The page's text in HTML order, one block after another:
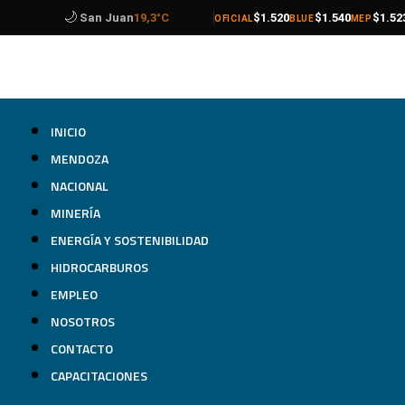
🌙 Catamarca18,3°C OFICIAL
compra
venta $1.520BLUE
compra
venta$1.540MEP
compra
venta
INICIO
MENDOZA
NACIONAL
MINERÍA
ENERGÍA Y SOSTENIBILIDAD
HIDROCARBUROS
EMPLEO
NOSOTROS
CONTACTO
CAPACITACIONES